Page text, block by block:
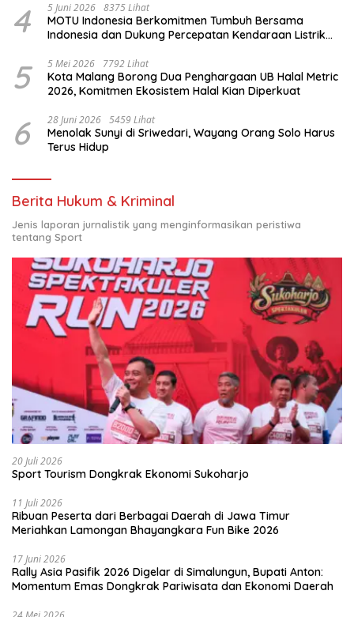
4 5 Juni 2026 8375 Lihat
MOTU Indonesia Berkomitmen Tumbuh Bersama
Indonesia dan Dukung Percepatan Kendaraan Listrik
5 5 Mei 2026 7792 Lihat
Kota Malang Borong Dua Penghargaan UB Halal Metric
2026, Komitmen Ekosistem Halal Kian Diperkuat
6 28 Juni 2026 5459 Lihat
Menolak Sunyi di Sriwedari, Wayang Orang Solo Harus
Terus Hidup
Berita Hukum & Kriminal
Jenis laporan jurnalistik yang menginformasikan peristiwa
tentang Sport
20 Juli 2026
Sport Tourism Dongkrak Ekonomi Sukoharjo
11 Juli 2026
Ribuan Peserta dari Berbagai Daerah di Jawa Timur
Meriahkan Lamongan Bhayangkara Fun Bike 2026
17 Juni 2026
Rally Asia Pasifik 2026 Digelar di Simalungun, Bupati Anton:
Momentum Emas Dongkrak Pariwisata dan Ekonomi Daerah